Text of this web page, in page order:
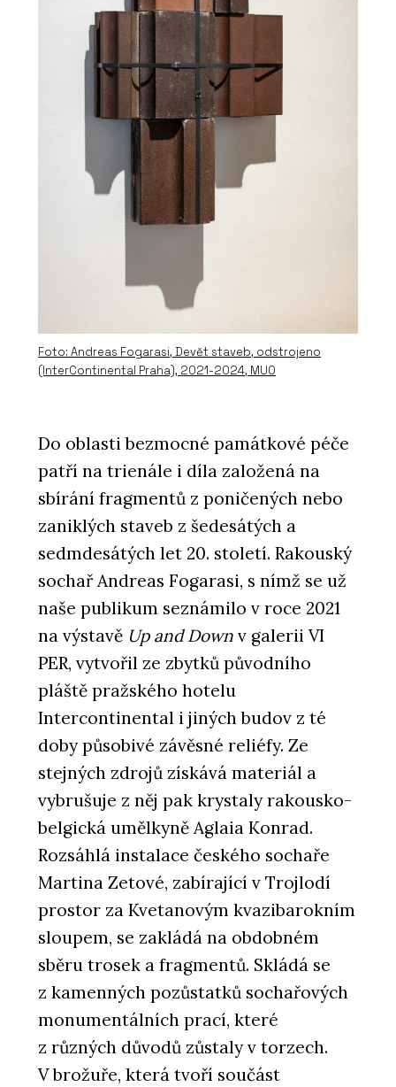
Foto: Andreas Fogarasi, Devět staveb, odstrojeno
(InterContinental Praha), 2021-2024, MUO
Do oblasti bezmocné památkové péče
patří na trienále i díla založená na
sbírání fragmentů z poničených nebo
zaniklých staveb z šedesátých a
sedmdesátých let 20. století. Rakouský
sochař Andreas Fogarasi, s nímž se už
naše publikum seznámilo v roce 2021
na výstavě Up and Down v galerii VI
PER, vytvořil ze zbytků původního
pláště pražského hotelu
Intercontinental i jiných budov z té
doby působivé závěsné reliéfy. Ze
stejných zdrojů získává materiál a
vybrušuje z něj pak krystaly rakousko-
belgická umělkyně Aglaia Konrad.
Rozsáhlá instalace českého sochaře
Martina Zetové, zabírající v Trojlodí
prostor za Kvetanovým kvazibarokním
sloupem, se zakládá na obdobném
sběru trosek a fragmentů. Skládá se
z kamenných pozůstatků sochařových
monumentálních prací, které
z různých důvodů zůstaly v torzech.
V brožuře, která tvoří součást